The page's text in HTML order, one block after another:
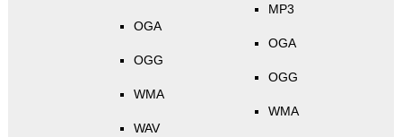
OGA
OGG
WMA
WAV
MP3
OGA
OGG
WMA